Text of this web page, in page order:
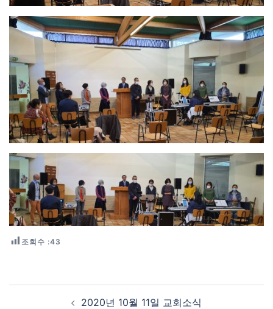
조회수 :43
Post navigation
2020년 10월 11일 교회소식